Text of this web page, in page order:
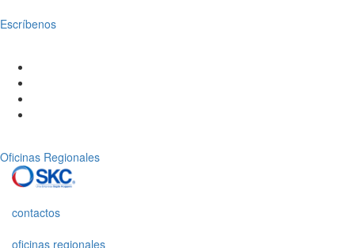
Escríbenos
Oficinas Regionales
contactos
oficinas regionales